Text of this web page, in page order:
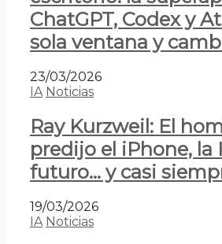
ChatGPT, Codex y
sola ventana y
23/03/2026
IA Noticias
Ray Kurzweil: El
predijo el iPhone, la
futuro… y casi
19/03/2026
IA Noticias